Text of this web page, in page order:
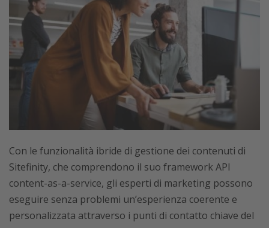
Con le funzionalità ibride di gestione dei contenuti di
Sitefinity, che comprendono il suo framework API
content-as-a-service, gli esperti di marketing possono
eseguire senza problemi un’esperienza coerente e
personalizzata attraverso i punti di contatto chiave del